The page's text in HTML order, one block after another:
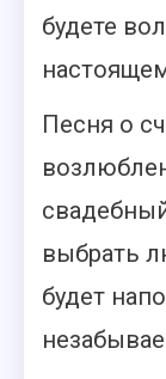
будете
Песня о
выбрать
будет